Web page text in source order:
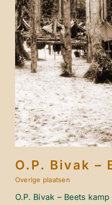
O.P. Bivak
O.P. Bivak –
Overige plaatsen
O.P. Bivak – Beets